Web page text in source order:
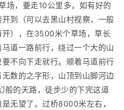
场，要走10公里多，如有好的
到（可以去黑山村视察，一般
），在3500米个草场，草长
道一路前行，绕过一个大的山
不向下走就行。顺着马道前行
数的之字形，山顶到山脚河边
般的天路，徒步少的下完这道
无望了。过桥8000米左右，